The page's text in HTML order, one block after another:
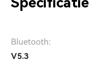
Bluetooth:
V5.3